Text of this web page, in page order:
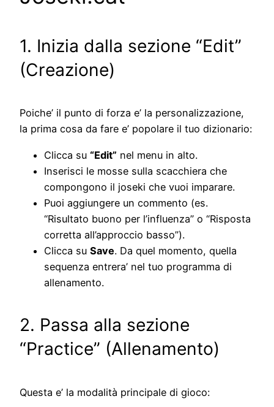
1. Inizia dalla sezione “Edit”
(Creazione)
Poiche’ il punto di forza e’ la personalizzazione,
la prima cosa da fare e’ popolare il tuo dizionario:
Clicca su “Edit” nel menu in alto.
Inserisci le mosse sulla scacchiera che
compongono il joseki che vuoi imparare.
Puoi aggiungere un commento (es.
“Risultato buono per l’influenza” o “Risposta
corretta all’approccio basso”).
Clicca su Save. Da quel momento, quella
sequenza entrera’ nel tuo programma di
allenamento.
2. Passa alla sezione
“Practice” (Allenamento)
Questa e’ la modalità principale di gioco: